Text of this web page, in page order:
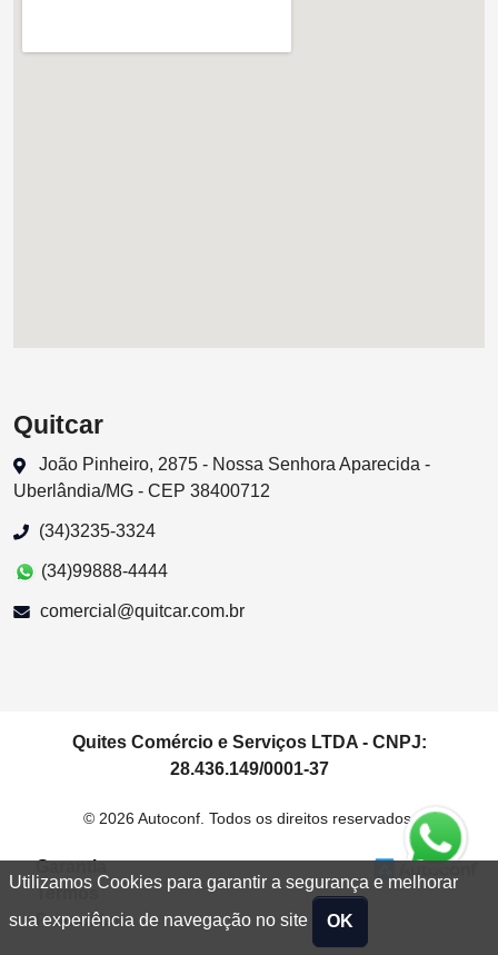
Utilizamos Cookies para garantir a segurança e melhorar
sua experiência de navegação no site OK
Quitcar
João Pinheiro, 2875 - Nossa Senhora Aparecida -
Uberlândia/MG - CEP 38400712
(34)3235-3324
(34)99888-4444
comercial@quitcar.com.br
Quites Comércio e Serviços LTDA - CNPJ:
28.436.149/0001-37
© 2026 Autoconf. Todos os direitos reservados.
Garantia
Termos
Privacidade